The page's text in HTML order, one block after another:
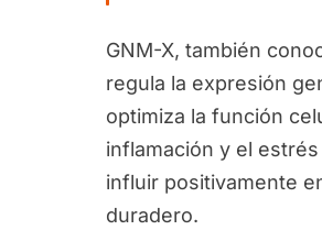
GNM-X, también
regula la expresión
optimiza la función
inflamación y el
influir positivamente
duradero.